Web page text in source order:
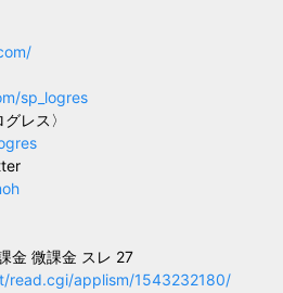
sp_logres
レス〉
金 微課金 スレ 27
read.cgi/applism/1543232180/